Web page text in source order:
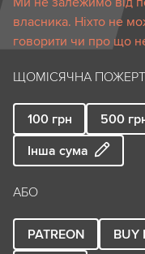
власника. Ніхто не
говорити чи про що
ЩОМІСЯЧНА
100 грн 500
Інша сума
АБО
PATREON BUY